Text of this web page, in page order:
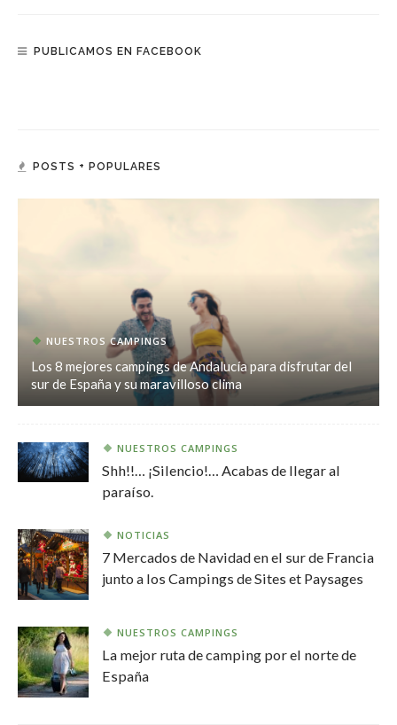
PUBLICAMOS EN FACEBOOK
POSTS + POPULARES
NUESTROS CAMPINGS
Los 8 mejores campings de Andalucía para disfrutar del
sur de España y su maravilloso clima
NUESTROS CAMPINGS
Shh!!… ¡Silencio!… Acabas de llegar al
paraíso.
NOTICIAS
7 Mercados de Navidad en el sur de Francia
junto a los Campings de Sites et Paysages
NUESTROS CAMPINGS
La mejor ruta de camping por el norte de
España